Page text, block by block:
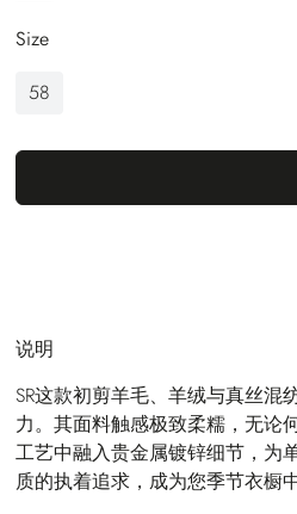
Size
58
说明
SR这款初剪羊毛、羊绒与真丝
力。其面料触感极致柔糯，无论
工艺中融入贵金属镀锌细节，为
质的执着追求，成为您季节衣橱